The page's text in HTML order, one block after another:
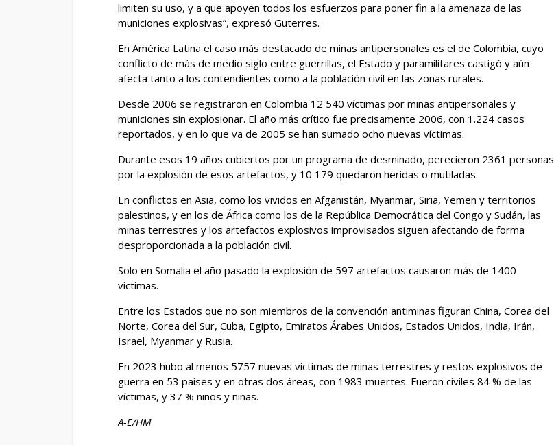
limiten su uso, y a que apoyen todos los esfuerzos para poner fin a la amenaza de las
municiones explosivas”, expresó Guterres.
En América Latina el caso más destacado de minas antipersonales es el de Colombia, cuyo
conflicto de más de medio siglo entre guerrillas, el Estado y paramilitares castigó y aún
afecta tanto a los contendientes como a la población civil en las zonas rurales.
Desde 2006 se registraron en Colombia 12 540 víctimas por minas antipersonales y
municiones sin explosionar. El año más crítico fue precisamente 2006, con 1.224 casos
reportados, y en lo que va de 2005 se han sumado ocho nuevas víctimas.
Durante esos 19 años cubiertos por un programa de desminado, perecieron 2361 personas
por la explosión de esos artefactos, y 10 179 quedaron heridas o mutiladas.
En conflictos en Asia, como los vividos en Afganistán, Myanmar, Siria, Yemen y territorios
palestinos, y en los de África como los de la República Democrática del Congo y Sudán, las
minas terrestres y los artefactos explosivos improvisados siguen afectando de forma
desproporcionada a la población civil.
Solo en Somalia el año pasado la explosión de 597 artefactos causaron más de 1400
víctimas.
Entre los Estados que no son miembros de la convención antiminas figuran China, Corea del
Norte, Corea del Sur, Cuba, Egipto, Emiratos Árabes Unidos, Estados Unidos, India, Irán,
Israel, Myanmar y Rusia.
En 2023 hubo al menos 5757 nuevas víctimas de minas terrestres y restos explosivos de
guerra en 53 países y en otras dos áreas, con 1983 muertes. Fueron civiles 84 % de las
víctimas, y 37 % niños y niñas.
A-E/HM